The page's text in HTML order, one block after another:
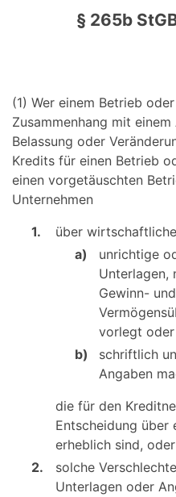
§ 265b
(1) Wer einem Betrieb
Zusammenhang mit
Belassung oder
Kredits für einen Betrieb
einen vorgetäuschten
Unternehmen
1.
über
a)
unrichtige
Unterlagen,
Gewinn-
vorlegt oder
b)
schriftlich
Angaben
die für den
Entscheidung über
erheblich sind, oder
2.
solche
Unterlagen oder